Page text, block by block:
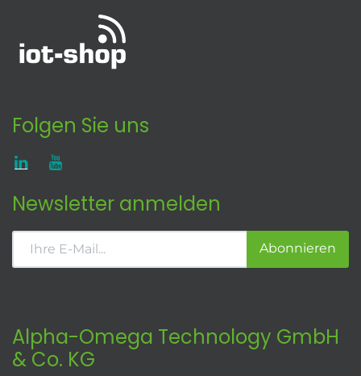
Folgen Sie uns
Newsletter anmelden
Abonnieren
Alpha-Omega Technology GmbH
& Co. KG